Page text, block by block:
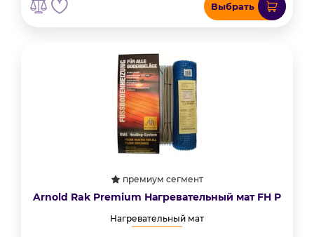
Выбрать
премиум сегмент
Arnold Rak Premium Нагревательный мат FH Р
Нагревательный мат